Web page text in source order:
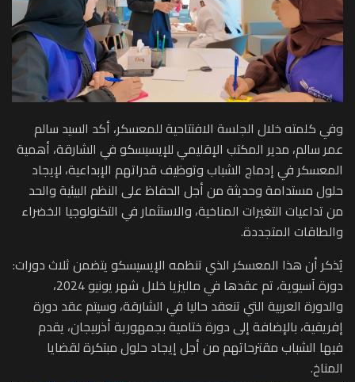
وفي كلمته خلال الجلسة الافتتاحية للمعسكر، أكد السيد سالم
عمر سالم، مدير المكتب الإقليمي للإيسيسكو في الشارقة، أهمية
المعسكر في إدماج الشباب وتوظيف قدراتهم الإبداعية، لإيجاد
حلول مستدامة وحديثة من أجل الحفاظ على النظم البيئية والحد
من تداعيات التغيرات المناخية، والاستثمار في التكنولوجيا الخضراء
والطاقات المتجددة.
يُذكر أن هذا المعسكر الذي تنظمه الإيسيسكو يتضمن ثلاث دورات:
دورة آسيوية، تم عقدها في ماليزيا خلال شهر يونيو 2024،
والدورة العربية التي تنعقد حاليا في الشارقة، وسيتم عقد دورة
إفريقية، بالإضافة إلى دورة ختامية بجمهورية أذربيجان، يقدم
فيها الشباب مقترحاتهم من أجل إيجاد حلول مبتكرة لقضايا
المناخ.